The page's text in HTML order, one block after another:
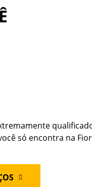
só encontra na Fiori